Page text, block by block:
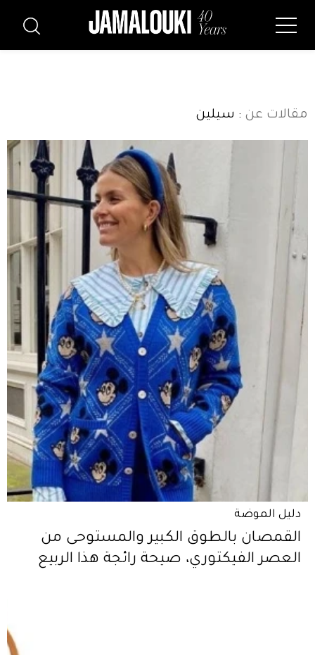
مقالات عن : سيلين
دليل الموضة
القمصان بالطوق الكبير والمستوحى من
العصر الفيكتوري، صيحة رائجة هذا الربيع